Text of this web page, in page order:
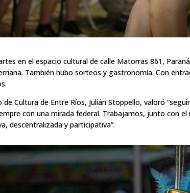
en el espacio cultural de calle Matorras 861,
También hubo sorteos y gastronomía. Con
de Cultura de Entre Ríos, Julián Stoppello, valoró
con una mirada federal. Trabajamos, junto con
descentralizada y participativa”.